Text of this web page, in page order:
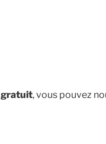
gratuit, vous pouvez